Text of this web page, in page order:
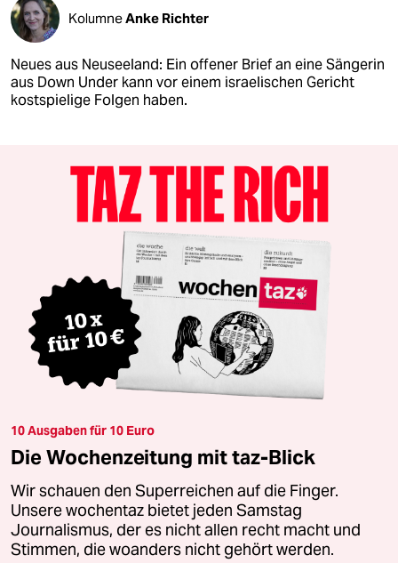
KolumneAnke Richter
Neues aus Neuseeland: Ein offener Brief an eine Sängerin
aus Down Under kann vor einem israelischen Gericht
kostspielige Folgen haben.
10 Ausgaben für 10 Euro
Die Wochenzeitung mit taz-Blick
Wir schauen den Superreichen auf die Finger.
Unsere wochentaz bietet jeden Samstag
Journalismus, der es nicht allen recht macht und
Stimmen, die woanders nicht gehört werden.